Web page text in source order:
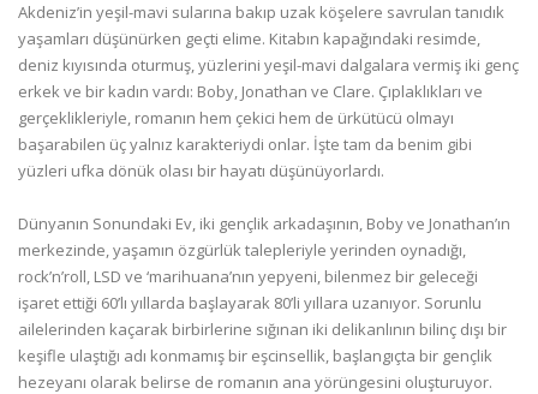
Akdeniz’in yeşil-mavi sularına bakıp uzak köşelere savrulan tanıdık
yaşamları düşünürken geçti elime. Kitabın kapağındaki resimde,
deniz kıyısında oturmuş, yüzlerini yeşil-mavi dalgalara vermiş iki genç
erkek ve bir kadın vardı: Boby, Jonathan ve Clare. Çıplaklıkları ve
gerçeklikleriyle, romanın hem çekici hem de ürkütücü olmayı
başarabilen üç yalnız karakteriydi onlar. İşte tam da benim gibi
yüzleri ufka dönük olası bir hayatı düşünüyorlardı.
Dünyanın Sonundaki Ev, iki gençlik arkadaşının, Boby ve Jonathan’ın
merkezinde, yaşamın özgürlük talepleriyle yerinden oynadığı,
rock’n’roll, LSD ve ‘marihuana’nın yepyeni, bilenmez bir geleceği
işaret ettiği 60’lı yıllarda başlayarak 80’li yıllara uzanıyor. Sorunlu
ailelerinden kaçarak birbirlerine sığınan iki delikanlının bilinç dışı bir
keşifle ulaştığı adı konmamış bir eşcinsellik, başlangıçta bir gençlik
hezeyanı olarak belirse de romanın ana yörüngesini oluşturuyor.